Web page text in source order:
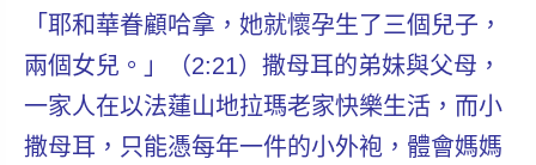
「耶和華眷顧哈拿，她就懷孕生了三個兒子，
兩個女兒。」（2:21）撒母耳的弟妹與父母，
一家人在以法蓮山地拉瑪老家快樂生活，而小
撒母耳，只能憑每年一件的小外袍，體會媽媽